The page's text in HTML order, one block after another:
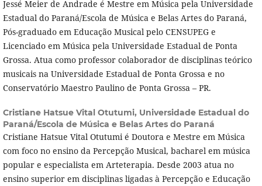
Jessé Meier de Andrade é Mestre em Música pela Universidade
Estadual do Paraná/Escola de Música e Belas Artes do Paraná,
Pós-graduado em Educação Musical pelo CENSUPEG e
Licenciado em Música pela Universidade Estadual de Ponta
Grossa. Atua como professor colaborador de disciplinas teórico
musicais na Universidade Estadual de Ponta Grossa e no
Conservatório Maestro Paulino de Ponta Grossa – PR.
Cristiane Hatsue Vital Otutumi, Universidade Estadual do
Paraná/Escola de Música e Belas Artes do Paraná
Cristiane Hatsue Vital Otutumi é Doutora e Mestre em Música
com foco no ensino da Percepção Musical, bacharel em música
popular e especialista em Arteterapia. Desde 2003 atua no
ensino superior em disciplinas ligadas à Percepção e Educação